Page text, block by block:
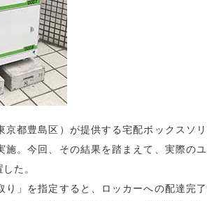
都豊島区）が提供する宅配ボックスソリ
。今回、その結果を踏まえて、実際のユ
た。
」を指定すると、ロッカーへの配達完了